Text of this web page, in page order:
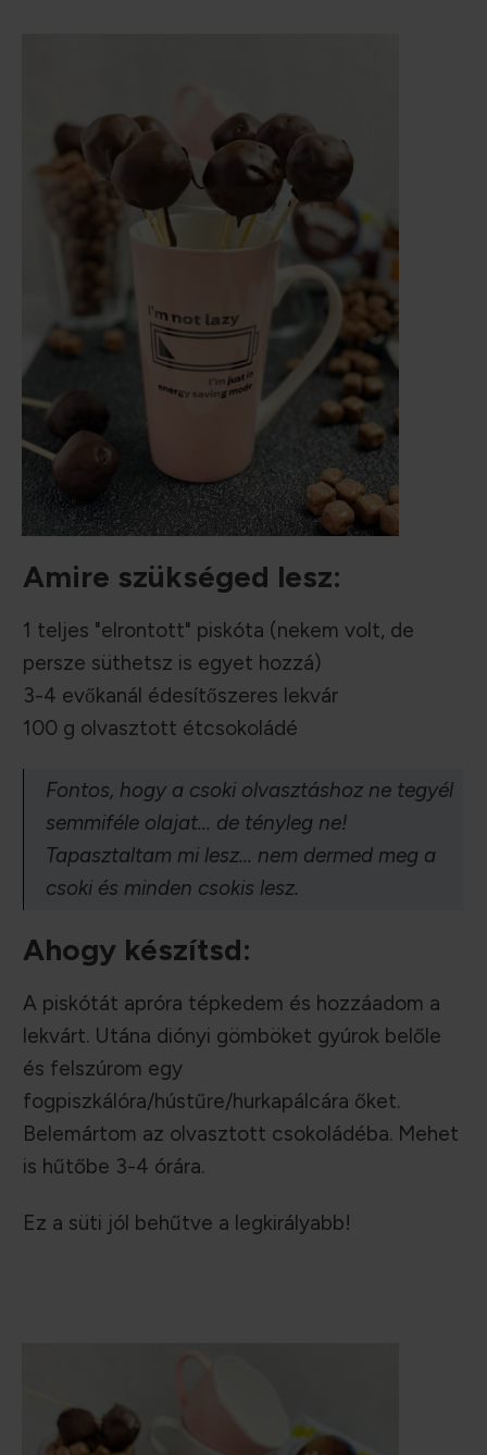
Amire szükséged lesz:
1 teljes "elrontott" piskóta (nekem volt, de
persze süthetsz is egyet hozzá)
3-4 evőkanál édesítőszeres lekvár
100 g olvasztott étcsokoládé
Fontos, hogy a csoki olvasztáshoz ne tegyél
semmiféle olajat... de tényleg ne!
Tapasztaltam mi lesz... nem dermed meg a
csoki és minden csokis lesz.
Ahogy készítsd:
A piskótát apróra tépkedem és hozzáadom a
lekvárt. Utána diónyi gömböket gyúrok belőle
és felszúrom egy
fogpiszkálóra/hústűre/hurkapálcára őket.
Belemártom az olvasztott csokoládéba. Mehet
is hűtőbe 3-4 órára.
Ez a süti jól behűtve a legkirályabb!